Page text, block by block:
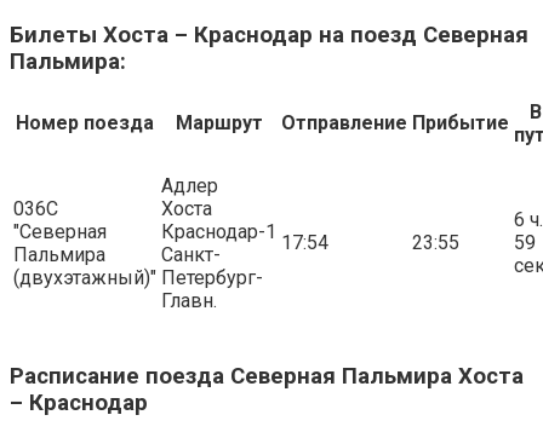
Билеты Хоста – Краснодар на поезд Северная
Пальмира:
Номер поезда Маршрут Отправление Прибытие
В
036С
"Северная
Пальмира
(двухэтажный)"
Адлер
Хоста
Краснодар-1
Санкт-
Петербург-
Главн.
17:54 23:55
6 ч.
59
Расписание поезда Северная Пальмира Хоста
– Краснодар